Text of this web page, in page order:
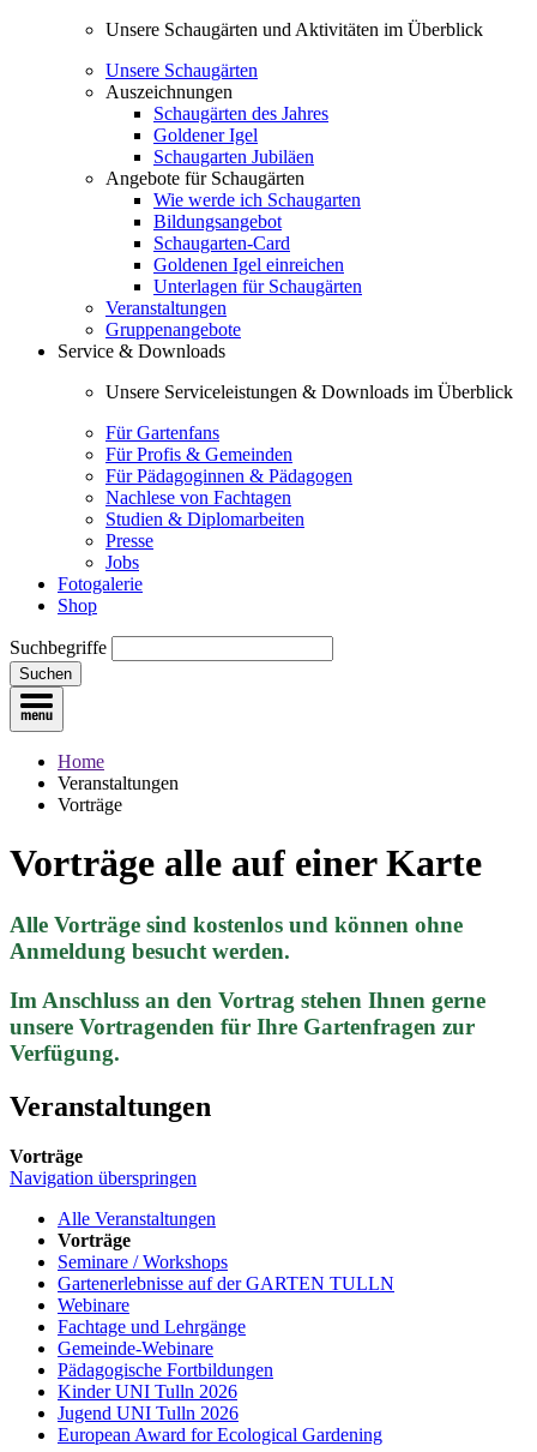
Unsere Schaugärten und Aktivitäten im Überblick
Unsere Schaugärten
Auszeichnungen
Schaugärten des Jahres
Goldener Igel
Schaugarten Jubiläen
Angebote für Schaugärten
Wie werde ich Schaugarten
Bildungsangebot
Schaugarten-Card
Goldenen Igel einreichen
Unterlagen für Schaugärten
Veranstaltungen
Gruppenangebote
Service & Downloads
Unsere Serviceleistungen & Downloads im Überblick
Für Gartenfans
Für Profis & Gemeinden
Für Pädagoginnen & Pädagogen
Nachlese von Fachtagen
Studien & Diplomarbeiten
Presse
Jobs
Fotogalerie
Shop
Suchbegriffe
Suchen
Home
Veranstaltungen
Vorträge
Vorträge alle auf einer Karte
Alle Vorträge sind kostenlos und können ohne
Anmeldung besucht werden.
Im Anschluss an den Vortrag stehen Ihnen gerne
unsere Vortragenden für Ihre Gartenfragen zur
Verfügung.
Veranstaltungen
Vorträge
Navigation überspringen
Alle Veranstaltungen
Vorträge
Seminare / Workshops
Gartenerlebnisse auf der GARTEN TULLN
Webinare
Fachtage und Lehrgänge
Gemeinde-Webinare
Pädagogische Fortbildungen
Kinder UNI Tulln 2026
Jugend UNI Tulln 2026
European Award for Ecological Gardening